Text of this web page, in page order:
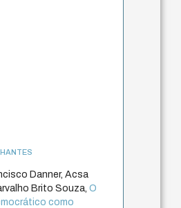
Danner, Acsa
Brito Souza,O
como